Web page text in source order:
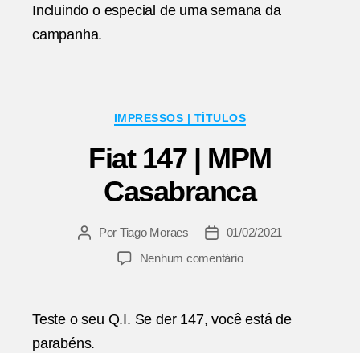
Incluindo o especial de uma semana da
campanha.
Categorias
IMPRESSOS | TÍTULOS
Fiat 147 | MPM
Casabranca
Autor
Por Tiago Moraes
Data01/02/2021
Nenhum comentárioem
MPM
Teste o seu Q.I. Se der 147, você está de
parabéns.